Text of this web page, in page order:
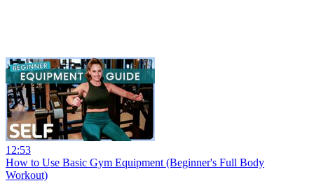
12:53
How to Use Basic Gym Equipment (Beginner's Full Body
Workout)